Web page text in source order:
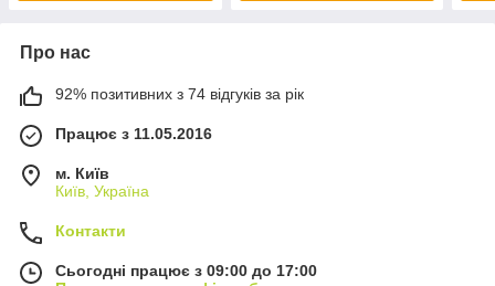
Про нас
92% позитивних з 74 відгуків за рік
Працює з 11.05.2016
м. Київ
Київ, Україна
Контакти
Сьогодні працює з 09:00 до 17:00